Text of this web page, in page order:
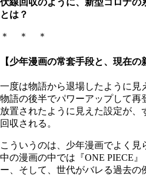
伏線回収のように、新型コロナの
とは？
＊ ＊ ＊
【少年漫画の常套手段と、現在の
一度は物語から退場したように見
物語の後半でパワーアップして再
放置されたように見えた設定が、
回収される。
こういうのは、少年漫画でよく
中の漫画の中では『ONE PIECE
ー、そして、世代がバレる過去の